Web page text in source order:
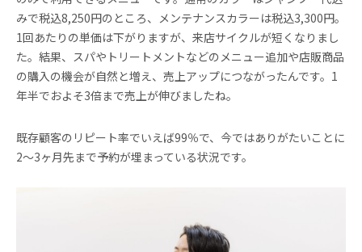
みで税込8,250円のところ、メンテナンスカラーは税込3,300円。
1回あたりの単価は下がりますが、来店サイクルが短くなりまし
た。結果、スパやトリートメントなどのメニュー追加や店販商品
の購入の機会が自然と増え、売上アップにつながったんです。1
年半でおよそ3倍まで売上が伸びましたね。
既存顧客のリピート率でいえば99％で、今ではありがたいことに
2〜3ヶ月先まで予約が埋まっている状況です。